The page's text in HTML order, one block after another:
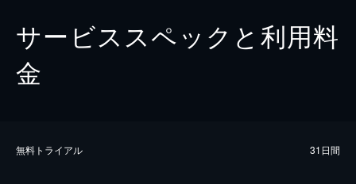
サービススペックと利用料
金
無料トライアル 31日間